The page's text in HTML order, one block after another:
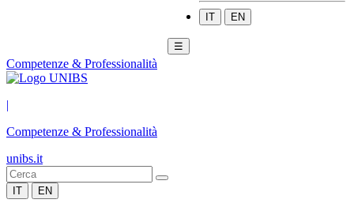
IT EN
☰
Competenze & Professionalità
|
Competenze & Professionalità
unibs.it
IT EN